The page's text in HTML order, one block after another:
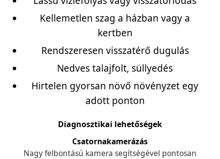
Kellemetlen szag a házban vagy a
kertben
Rendszeresen visszatérő dugulás
Nedves talajfolt, süllyedés
Hirtelen gyorsan növő növényzet egy
adott ponton
Diagnosztikai lehetőségek
Csatornakamerázás
Nagy felbontású kamera segítségével pontosan